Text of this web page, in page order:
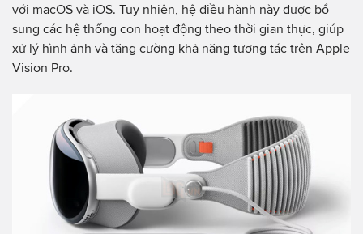
với macOS và iOS. Tuy nhiên, hệ điều hành này được bổ
sung các hệ thống con hoạt động theo thời gian thực, giúp
xử lý hình ảnh và tăng cường khả năng tương tác trên Apple
Vision Pro.